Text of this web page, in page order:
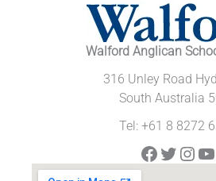
Walford Anglican
316 Unley Road
South Australia
Tel: +61 8 8272
Facebook
Twitter